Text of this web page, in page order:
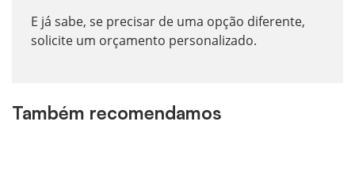
E já sabe, se precisar de uma opção diferente,
solicite um orçamento personalizado.
Também recomendamos